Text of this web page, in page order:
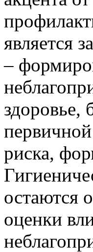
является
–
здоровье,
риска,
остаются
оценки